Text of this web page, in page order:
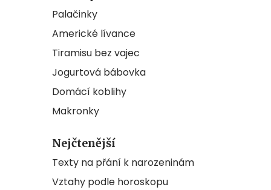
Palačinky
Americké lívance
Tiramisu bez vajec
Jogurtová bábovka
Domácí koblihy
Makronky
Nejčtenější
Texty na přání k narozeninám
Vztahy podle horoskopu